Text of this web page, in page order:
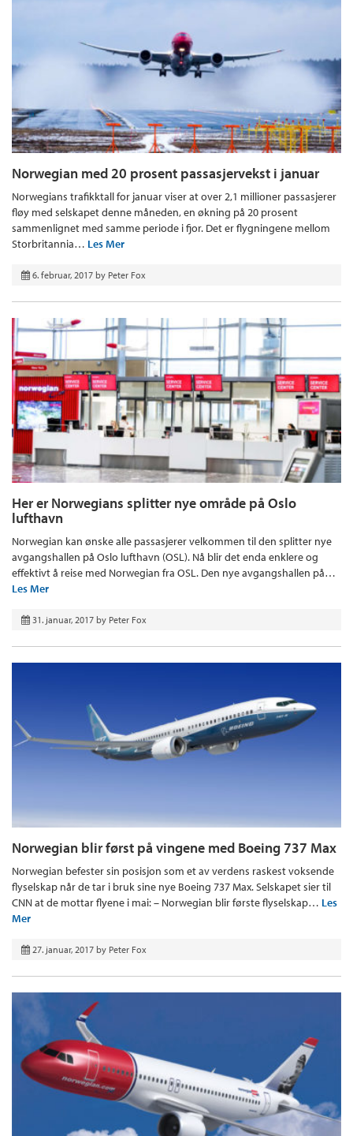
Norwegian med 20 prosent passasjervekst i januar
Norwegians trafikktall for januar viser at over 2,1 millioner passasjerer
fløy med selskapet denne måneden, en økning på 20 prosent
sammenlignet med samme periode i fjor. Det er flygningene mellom
Storbritannia… Les Mer
6. februar, 2017 by Peter Fox
Her er Norwegians splitter nye område på Oslo
lufthavn
Norwegian kan ønske alle passasjerer velkommen til den splitter nye
avgangshallen på Oslo lufthavn (OSL). Nå blir det enda enklere og
effektivt å reise med Norwegian fra OSL. Den nye avgangshallen på…
Les Mer
31. januar, 2017 by Peter Fox
Norwegian blir først på vingene med Boeing 737 Max
Norwegian befester sin posisjon som et av verdens raskest voksende
flyselskap når de tar i bruk sine nye Boeing 737 Max. Selskapet sier til
CNN at de mottar flyene i mai: – Norwegian blir første flyselskap… Les
Mer
27. januar, 2017 by Peter Fox